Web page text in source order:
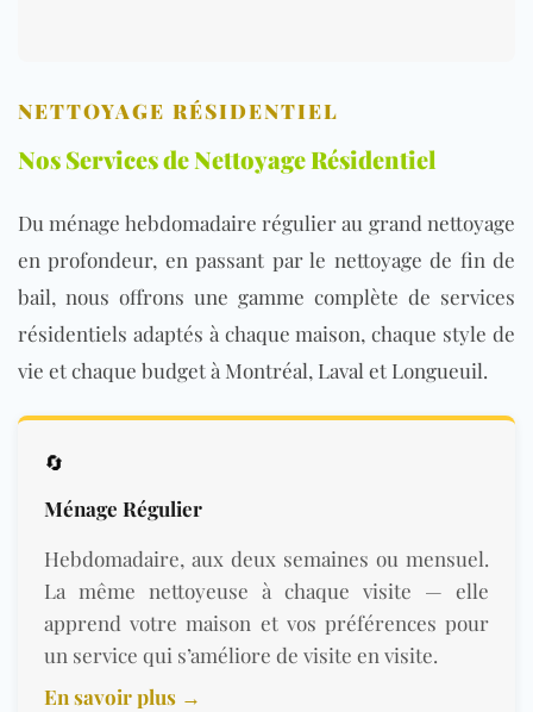
NETTOYAGE RÉSIDENTIEL
Nos Services de Nettoyage Résidentiel
Du ménage hebdomadaire régulier au grand nettoyage
en profondeur, en passant par le nettoyage de fin de
bail, nous offrons une gamme complète de services
résidentiels adaptés à chaque maison, chaque style de
vie et chaque budget à Montréal, Laval et Longueuil.
🔄
Ménage Régulier
Hebdomadaire, aux deux semaines ou mensuel.
La même nettoyeuse à chaque visite — elle
apprend votre maison et vos préférences pour
un service qui s’améliore de visite en visite.
En savoir plus →